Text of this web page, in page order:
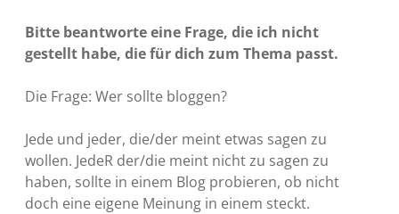
Bitte beantworte eine Frage, die ich nicht
gestellt habe, die für dich zum Thema passt.
Die Frage: Wer sollte bloggen?
Jede und jeder, die/der meint etwas sagen zu
wollen. JedeR der/die meint nicht zu sagen zu
haben, sollte in einem Blog probieren, ob nicht
doch eine eigene Meinung in einem steckt.